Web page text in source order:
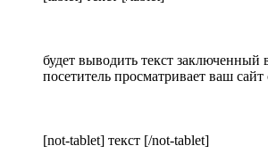
будет выводить текст заключенный
посетитель просматривает ваш
[not-tablet] текст [/not-tablet]